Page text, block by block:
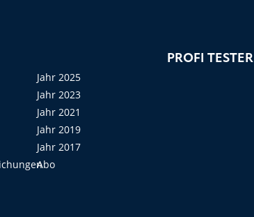
Jahr 2025
Jahr 2023
Jahr 2021
Jahr 2019
Jahr 2017
Abo
PROFI TESTER